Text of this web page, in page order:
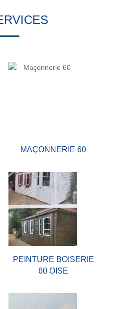
MAÇONNERIE 60
PEINTURE BOISERIE
60 OISE